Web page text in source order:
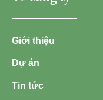
Giới thiệu
Dự án
Tin tức